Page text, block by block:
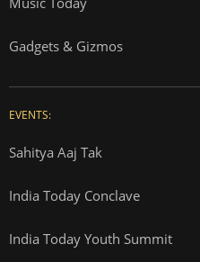
Gadgets & Gizmos
EVENTS:
Sahitya Aaj Tak
India Today Conclave
India Today Youth Summit